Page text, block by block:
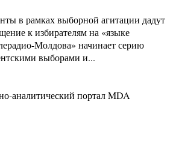
в рамках выборной агитации дадут
к избирателям на «языке
Молдова» начинает серию
выборами и...
аналитический портал MDA